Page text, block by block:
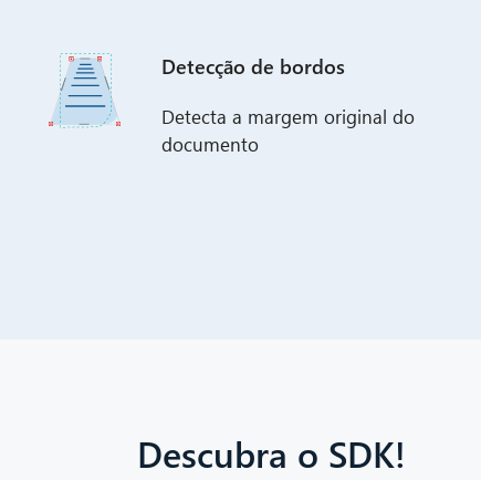
Detecção de bordos
Detecta a margem original do
documento
Descubra o SDK!